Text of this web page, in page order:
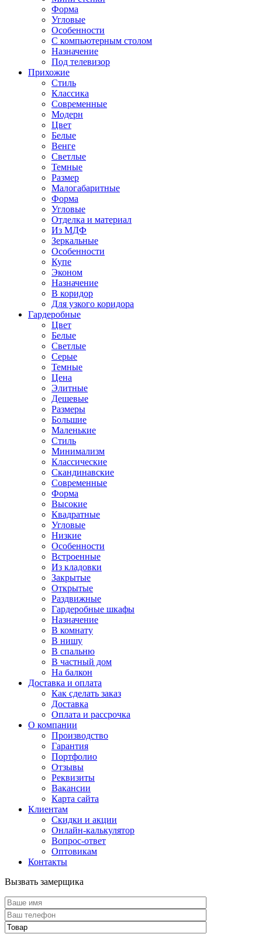
Форма
Угловые
Особенности
С компьютерным столом
Назначение
Под телевизор
Прихожие
Стиль
Классика
Современные
Модерн
Цвет
Белые
Венге
Светлые
Темные
Размер
Малогабаритные
Форма
Угловые
Отделка и материал
Из МДФ
Зеркальные
Особенности
Купе
Эконом
Назначение
В коридор
Для узкого коридора
Гардеробные
Цвет
Белые
Светлые
Серые
Темные
Цена
Элитные
Дешевые
Размеры
Большие
Маленькие
Стиль
Минимализм
Классические
Скандинавские
Современные
Форма
Высокие
Квадратные
Угловые
Низкие
Особенности
Встроенные
Из кладовки
Закрытые
Открытые
Раздвижные
Гардеробные шкафы
Назначение
В комнату
В нишу
В спальню
В частный дом
На балкон
Доставка и оплата
Как сделать заказ
Доставка
Оплата и рассрочка
О компании
Производство
Гарантия
Портфолио
Отзывы
Реквизиты
Вакансии
Карта сайта
Клиентам
Скидки и акции
Онлайн-калькулятор
Вопрос-ответ
Оптовикам
Контакты
Вызвать замерщика